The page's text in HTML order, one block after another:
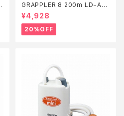
GRAPPLER 8 200m LD−A61
S 5色 8【特価仕掛】【20】
¥4,928
20%OFF